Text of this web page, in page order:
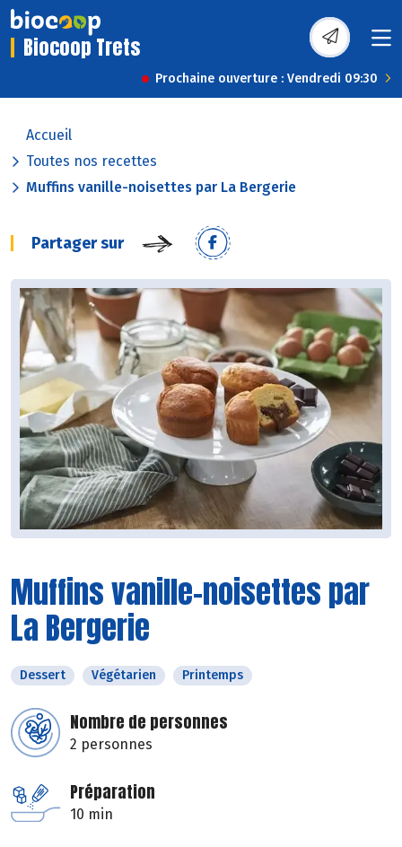
Biocoop Trets
Prochaine ouverture : Vendredi 09:30
Accueil
Toutes nos recettes
Muffins vanille-noisettes par La Bergerie
Partager sur
Muffins vanille-noisettes par
La Bergerie
Dessert Végétarien Printemps
Nombre de personnes
2 personnes
Préparation
10 min